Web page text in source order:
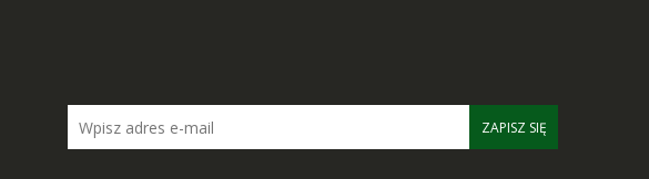
ZAPISZ SIĘ